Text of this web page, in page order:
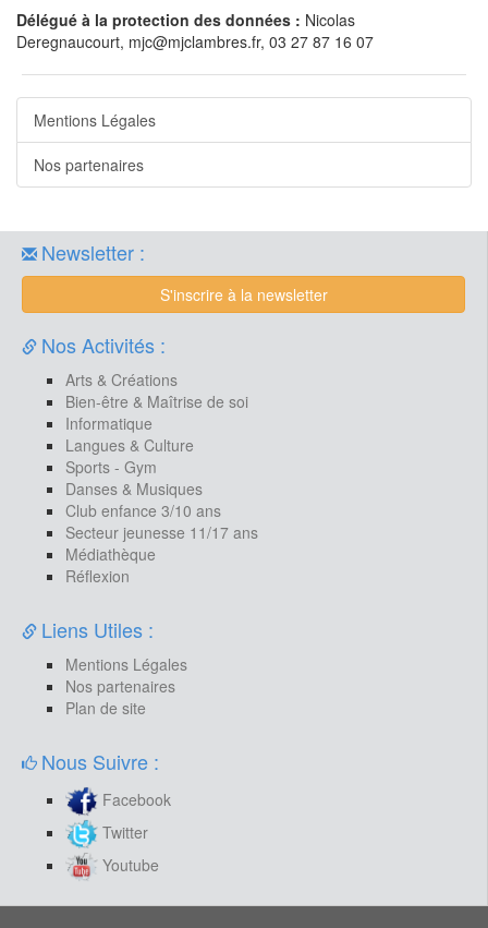
Délégué à la protection des données : Nicolas
Deregnaucourt, mjc@mjclambres.fr, 03 27 87 16 07
Mentions Légales
Nos partenaires
Newsletter :
S'inscrire à la newsletter
Nos Activités :
Arts & Créations
Bien-être & Maîtrise de soi
Informatique
Langues & Culture
Sports - Gym
Danses & Musiques
Club enfance 3/10 ans
Secteur jeunesse 11/17 ans
Médiathèque
Réflexion
Liens Utiles :
Mentions Légales
Nos partenaires
Plan de site
Nous Suivre :
Facebook
Twitter
Youtube